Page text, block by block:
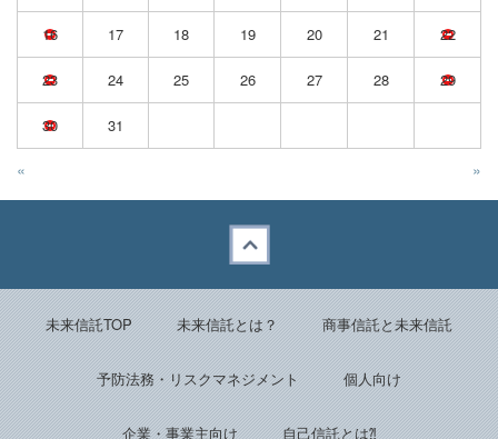
16 17 18 19 20 21 22
23 24 25 26 27 28 29
30 31
« »
未来信託TOP 未来信託とは？ 商事信託と未来信託
予防法務・リスクマネジメント 個人向け
企業・事業主向け 自己信託とは⁈
Back to top